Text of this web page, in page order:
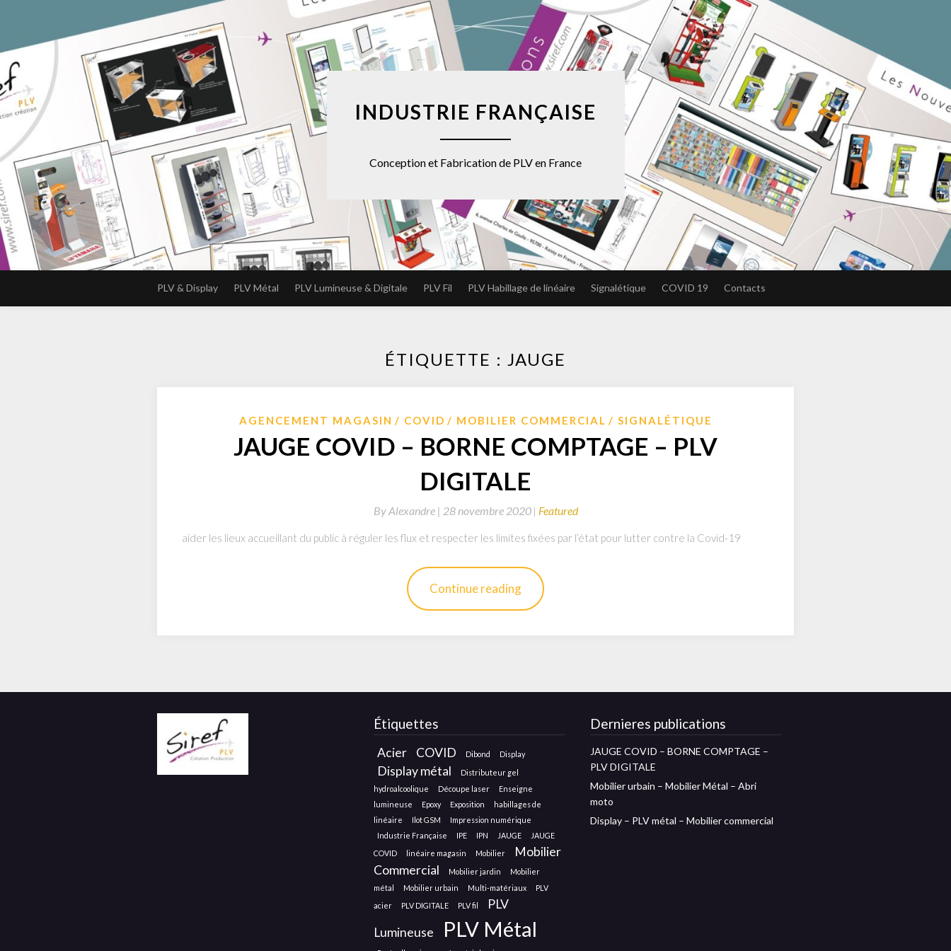
INDUSTRIE FRANÇAISE
Conception et Fabrication de PLV en France
PLV & Display PLV Métal PLV Lumineuse & Digitale PLV Fil PLV Habillage de linéaire Signalétique COVID 19 Contacts
ÉTIQUETTE : JAUGE
AGENCEMENT MAGASIN COVID MOBILIER COMMERCIAL SIGNALÉTIQUE
JAUGE COVID – BORNE COMPTAGE – PLV
DIGITALE
ByAlexandre | 28 novembre 2020 Featured
aider les lieux accueillant du public à réguler les flux et respecter les limites fixées par l’état pour lutter contre la Covid-19
Continue reading
Étiquettes
Acier COVID Dibond Display
Display métal
Distributeur gel
hydroalcoolique
Découpe laser
Enseigne
lumineuse
Epoxy Exposition
habillages de
linéaire
Ilot GSM
Impression numérique
Industrie Française
IPE IPN JAUGE
JAUGE
COVID
linéaire magasin Mobilier
Mobilier
Commercial
Mobilier jardin
Mobilier
métal
Mobilier urbain Multi-matériaux
PLV
acier
PLV DIGITALE PLV fil
PLV
Lumineuse
PLV Métal
Dernieres publications
JAUGE COVID – BORNE COMPTAGE –
PLV DIGITALE
Mobilier urbain – Mobilier Métal – Abri
moto
Display – PLV métal – Mobilier commercial